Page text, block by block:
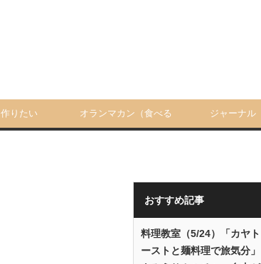
作りたい オランマカン（食べる ジャーナル
おすすめ記事
料理教室（5/24）「カヤト
ーストと麺料理で旅気分」